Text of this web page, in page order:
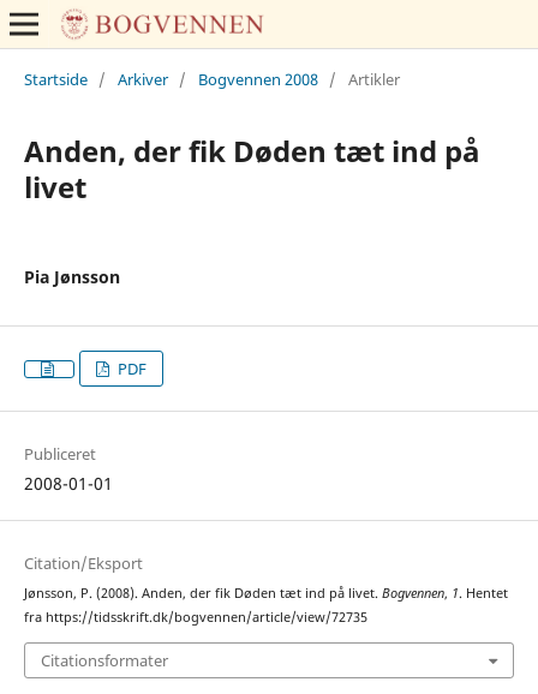
Startside / Arkiver / Bogvennen 2008 / Artikler
Anden, der fik Døden tæt ind på
livet
Pia Jønsson
PDF
Publiceret
2008-01-01
Citation/Eksport
Jønsson, P. (2008). Anden, der fik Døden tæt ind på livet. Bogvennen, 1. Hentet
fra https://tidsskrift.dk/bogvennen/article/view/72735
Citationsformater